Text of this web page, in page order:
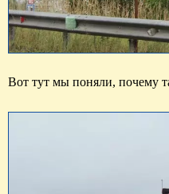
Вот тут мы поняли, почему